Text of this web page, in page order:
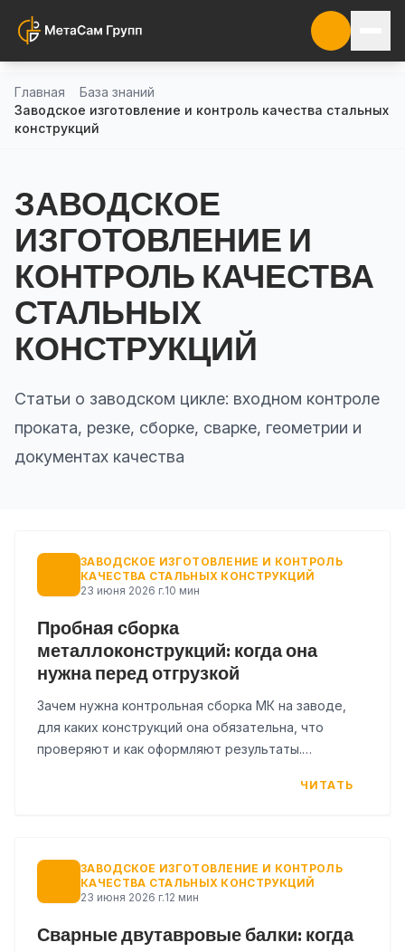
Главная
База знаний
Заводское изготовление и контроль качества стальных
конструкций
ЗАВОДСКОЕ
ИЗГОТОВЛЕНИЕ И
КОНТРОЛЬ КАЧЕСТВА
СТАЛЬНЫХ
КОНСТРУКЦИЙ
Статьи о заводском цикле: входном контроле
проката, резке, сборке, сварке, геометрии и
документах качества
ЗАВОДСКОЕ ИЗГОТОВЛЕНИЕ И КОНТРОЛЬ
КАЧЕСТВА СТАЛЬНЫХ КОНСТРУКЦИЙ
23 июня 2026 г.10 мин
Пробная сборка
металлоконструкций: когда она
нужна перед отгрузкой
Зачем нужна контрольная сборка МК на заводе,
для каких конструкций она обязательна, что
проверяют и как оформляют результаты.
ЧИТАТЬ
ЗАВОДСКОЕ ИЗГОТОВЛЕНИЕ И КОНТРОЛЬ
КАЧЕСТВА СТАЛЬНЫХ КОНСТРУКЦИЙ
23 июня 2026 г.12 мин
Сварные двутавровые балки: когда